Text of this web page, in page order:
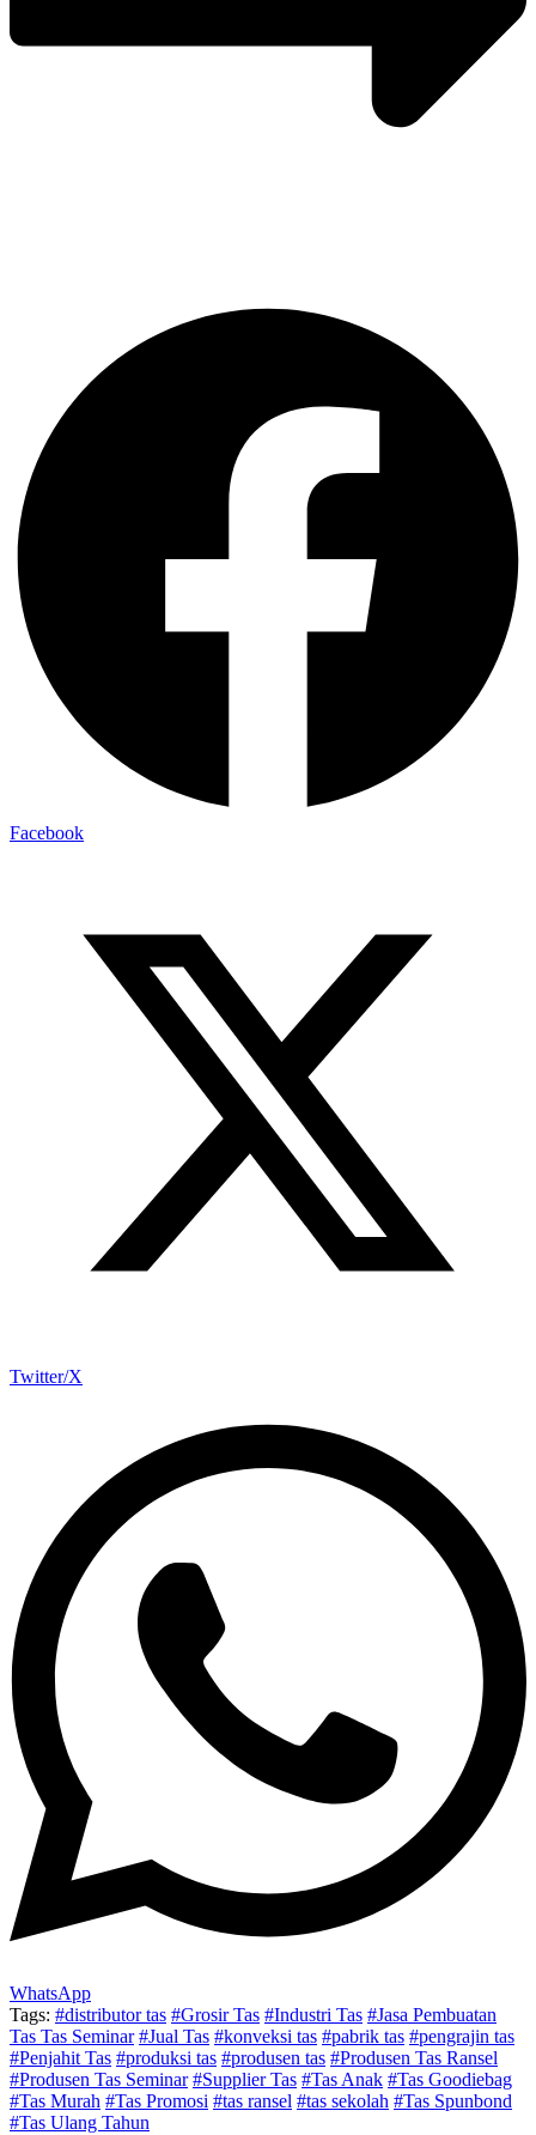
Facebook
Twitter/X
WhatsApp
Tags: #distributor tas #Grosir Tas #Industri Tas #Jasa Pembuatan
Tas Tas Seminar #Jual Tas #konveksi tas #pabrik tas #pengrajin tas
#Penjahit Tas #produksi tas #produsen tas #Produsen Tas Ransel
#Produsen Tas Seminar #Supplier Tas #Tas Anak #Tas Goodiebag
#Tas Murah #Tas Promosi #tas ransel #tas sekolah #Tas Spunbond
#Tas Ulang Tahun